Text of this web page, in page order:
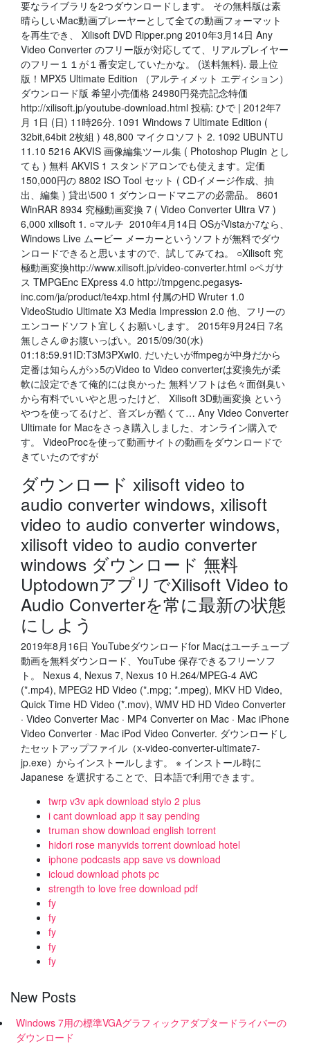
要なライブラリを2つダウンロードします。 その無料版は素
晴らしいMac動画プレーヤーとして全ての動画フォーマット
を再生でき、 Xilisoft DVD Ripper.png 2010年3月14日 Any
Video Converter のフリー版が対応してて、リアルプレイヤー
のフリー１１が１番安定していたかな。 (送料無料). 最上位
版！MPX5 Ultimate Edition （アルティメット エディション）
ダウンロード版 希望小売価格 24980円発売記念特価
http://xilisoft.jp/youtube-download.html 投稿: ひで | 2012年7
月 1日 (日) 11時26分. 1091 Windows 7 Ultimate Edition (
32bit,64bit 2枚組 ) 48,800 マイクロソフト 2. 1092 UBUNTU
11.10 5216 AKVIS 画像編集ツール集 ( Photoshop Plugin とし
ても ) 無料 AKVIS 1 スタンドアロンでも使えます。定価
150,000円の 8802 ISO Tool セット ( CDイメージ作成、抽
出、編集 ) 貸出\500 1 ダウンロードマニアの必需品。 8601
WinRAR 8934 究極動画変換 7 ( Video Converter Ultra V7 )
6,000 xilisoft 1. ○マルチ 2010年4月14日 OSがVistaか7なら、
Windows Live ムービー メーカーというソフトが無料でダウ
ンロードできると思いますので、試してみてね。 ○Xilisoft 究
極動画変換http://www.xilisoft.jp/video-converter.html ○ペガサ
ス TMPGEnc EXpress 4.0 http://tmpgenc.pegasys-
inc.com/ja/product/te4xp.html 付属のHD Wruter 1.0
VideoStudio Ultimate X3 Media Impression 2.0 他、フリーの
エンコードソフト宜しくお願いします。 2015年9月24日 7名
無しさん＠お腹いっぱい。2015/09/30(水)
01:18:59.91ID:T3M3PXwI0. だいたいがffmpegが中身だから
定番は知らんが>>5のVideo to Video converterは変換先が柔
軟に設定できて俺的には良かった 無料ソフトは色々面倒臭い
から有料でいいやと思ったけど、 Xilisoft 3D動画変換 という
やつを使ってるけど、音ズレが酷くて… Any Video Converter
Ultimate for Macをさっき購入しました、オンライン購入で
す。 VideoProcを使って動画サイトの動画をダウンロードで
きていたのですが
ダウンロード xilisoft video to
audio converter windows, xilisoft
video to audio converter windows,
xilisoft video to audio converter
windows ダウンロード 無料
UptodownアプリでXilisoft Video to
Audio Converterを常に最新の状態
にしよう
2019年8月16日 YouTubeダウンロードfor Macはユーチューブ
動画を無料ダウンロード、YouTube 保存できるフリーソフ
ト。 Nexus 4, Nexus 7, Nexus 10 H.264/MPEG-4 AVC
(*.mp4), MPEG2 HD Video (*.mpg; *.mpeg), MKV HD Video,
Quick Time HD Video (*.mov), WMV HD HD Video Converter
· Video Converter Mac · MP4 Converter on Mac · Mac iPhone
Video Converter · Mac iPod Video Converter. ダウンロードし
たセットアップファイル（x-video-converter-ultimate7-
jp.exe）からインストールします。 ※ インストール時に
Japanese を選択することで、日本語で利用できます。
twrp v3v apk download stylo 2 plus
i cant download app it say pending
truman show download english torrent
hidori rose manyvids torrent download hotel
iphone podcasts app save vs download
icloud download phots pc
strength to love free download pdf
fy
fy
fy
fy
fy
New Posts
Windows 7用の標準VGAグラフィックアダプタードライバーの
ダウンロード